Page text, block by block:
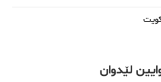
لێدوان